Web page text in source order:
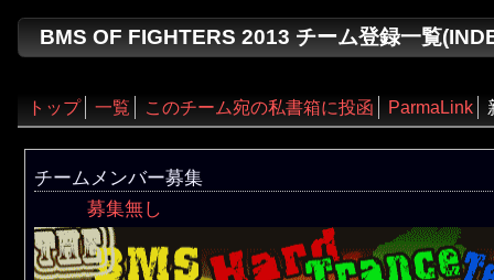
BMS OF FIGHTERS 2013 チーム登録一覧
トップ 一覧 このチーム宛の私書箱に投函 ParmaLink
チームメンバー募集
募集無し